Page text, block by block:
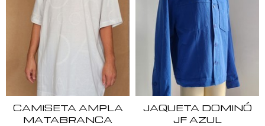
CAMISETA AMPLA
MATABRANCA
JAQUETA DOMINÓ
JF AZUL